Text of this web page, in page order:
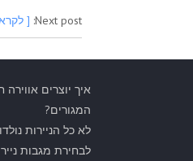
Next post:
[
איך יוצרים
המגורים?
לא כל הניירות
לבחירת מגבות נייר